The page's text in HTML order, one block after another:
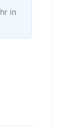
in